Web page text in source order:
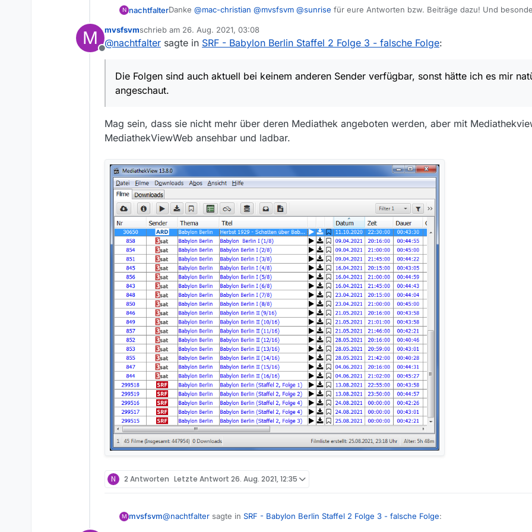
N nachtfalterDanke @mac-christian @mvsfsvm @sunrise für eure Antworten bzw. Beiträge dazu! Und
Bei mir ist es auf jeden Fall so, dass ich die Videos vom SRF aufgrund von Geoblocking (es steht
entsprechender Hinweis dazu) nicht in deren Mediathek anschauen kann. Über MV funktioniert
M
Offline
mvsfsvmschrieb am 26. Aug. 2021, 03:08
zuletzt editiert von
@nachtfalter sagte in SRF - Babylon Berlin Staffel 2 Folge 3 - falsche Folge:
Die Folgen sind auch aktuell bei keinem anderen Sender verfügbar, sonst hätte ich es mir
angeschaut.
Mag sein, dass sie nicht mehr über deren Mediathek angeboten werden, aber mit
MediathekViewWeb ansehbar und ladbar.
N 2 Antworten Letzte Antwort 26. Aug. 2021, 12:35
M mvsfsvm@nachtfalter sagte in SRF - Babylon Berlin Staffel 2 Folge 3 - falsche Folge: